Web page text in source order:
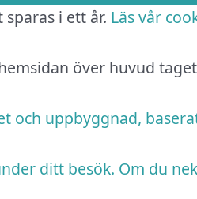
i ett år. Läs vår
över huvud
uppbyggnad,
ditt besök. Om du